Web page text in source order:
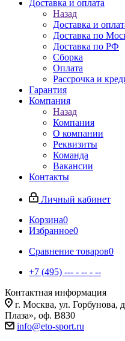
Доставка и оплата
Назад
Доставка и
Доставка по
Доставка по РФ
Сборка
Оплата
Рассрочка и
Гарантия
Компания
Назад
Компания
О компании
Реквизиты
Команда
Вакансии
Контакты
Личный кабинет
Корзина0
Избранное0
Сравнение товаров0
+7 (495) --- - -- - --
Контактная информация
г. Москва, ул. Горбунова,
Плаза», оф. В830
info@eto-sport.ru